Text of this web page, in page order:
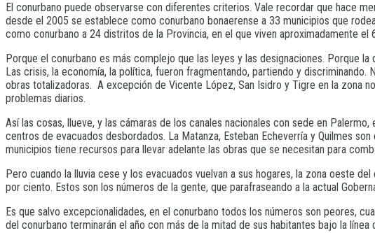
El conurbano puede observarse con diferentes criterios. Vale recordar que hace
desde el 2005 se establece como conurbano bonaerense a 33 municipios que
como conurbano a 24 distritos de la Provincia, en el que viven aproximadamente
Porque el conurbano es más complejo que las leyes y las designaciones. Porque
Las crisis, la economía, la política, fueron fragmentando, partiendo y
obras totalizadoras. A excepción de Vicente López, San Isidro y Tigre en la zona
problemas diarios.
Así las cosas, llueve, y las cámaras de los canales nacionales con sede en
centros de evacuados desbordados. La Matanza, Esteban Echeverría y Quilmes
municipios tiene recursos para llevar adelante las obras que se necesitan para
Pero cuando la lluvia cese y los evacuados vuelvan a sus hogares, la zona oeste
por ciento. Estos son los números de la gente, que parafraseando a la actual
Es que salvo excepcionalidades, en el conurbano todos los números son peores,
del conurbano terminarán el año con más de la mitad de sus habitantes bajo la